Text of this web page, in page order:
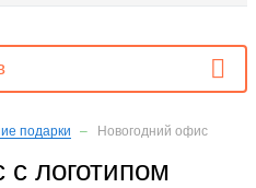
подарки Новогодний офис
логотипом